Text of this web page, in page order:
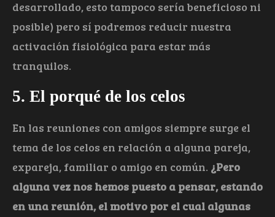
desarrollado, esto tampoco sería beneficioso ni
posible) pero sí podremos reducir nuestra
activación fisiológica para estar más
tranquilos.
5. El porqué de los celos
En las reuniones con amigos siempre surge el
tema de los celos en relación a alguna pareja,
expareja, familiar o amigo en común. ¿Pero
alguna vez nos hemos puesto a pensar, estando
en una reunión, el motivo por el cual algunas